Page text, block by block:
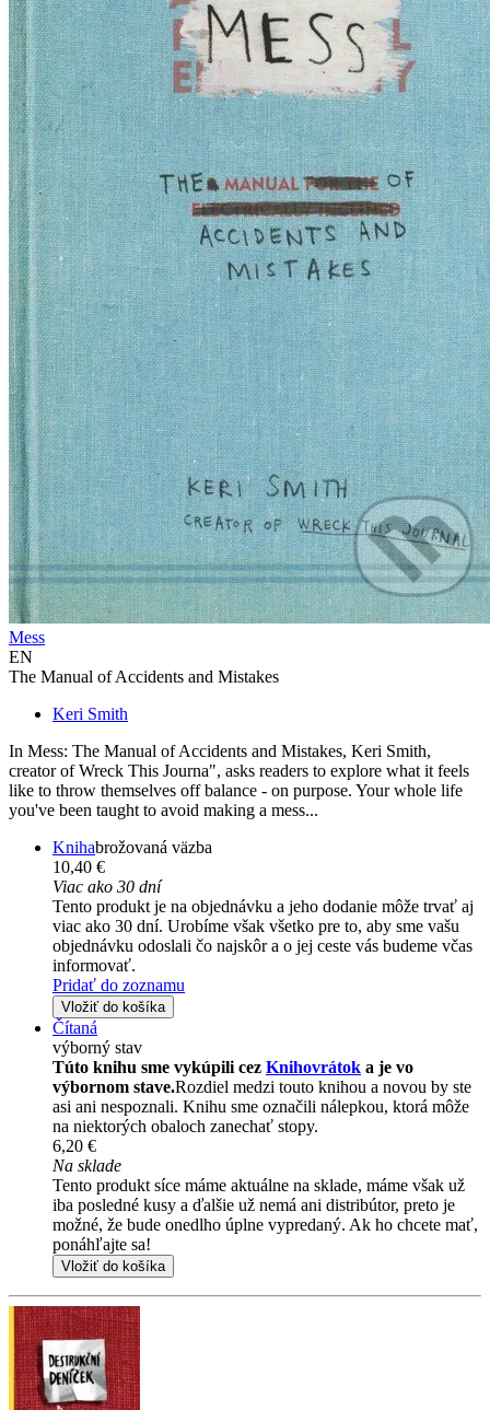
Mess
EN
The Manual of Accidents and Mistakes
Keri Smith
In Mess: The Manual of Accidents and Mistakes, Keri Smith,
creator of Wreck This Journa", asks readers to explore what it feels
like to throw themselves off balance - on purpose. Your whole life
you've been taught to avoid making a mess...
Knihabrožovaná väzba
10,40 €
Viac ako 30 dní
Tento produkt je na objednávku a jeho dodanie môže trvať aj
viac ako 30 dní. Urobíme však všetko pre to, aby sme vašu
objednávku odoslali čo najskôr a o jej ceste vás budeme včas
informovať.
Pridať do zoznamu
Vložiť do košíka
Čítaná
výborný stav
Túto knihu sme vykúpili cez Knihovrátok a je vo
výbornom stave.Rozdiel medzi touto knihou a novou by ste
asi ani nespoznali. Knihu sme označili nálepkou, ktorá môže
na niektorých obaloch zanechať stopy.
6,20 €
Na sklade
Tento produkt síce máme aktuálne na sklade, máme však už
iba posledné kusy a ďalšie už nemá ani distribútor, preto je
možné, že bude onedlho úplne vypredaný. Ak ho chcete mať,
ponáhľajte sa!
Vložiť do košíka